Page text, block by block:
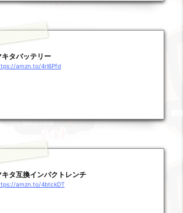
キタバッテリー
amzn.to/4rl6Pfd
キタ互換インパクトレンチ
amzn.to/4btckDT